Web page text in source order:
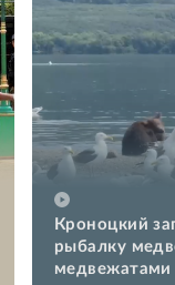
Кроноцкий
рыбалку
медвежатами